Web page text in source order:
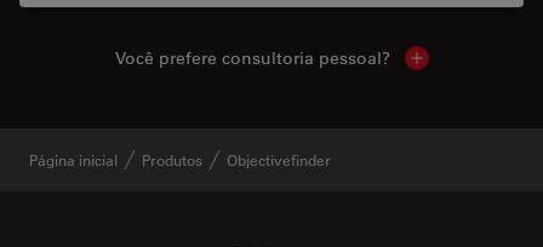
Você prefere consultoria pessoal? Show local
Página inicial Produtos Objectivefinder